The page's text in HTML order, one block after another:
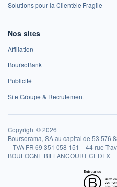
Solutions pour la Clientèle Fragile
Nos sites
Affiliation
BoursoBank
Publicité
Site Groupe & Recrutement
Copyright © 2026
Boursorama, SA au capital de 53 576
– TVA FR 69 351 058 151 – 44 rue
BOULOGNE BILLANCOURT CEDEX